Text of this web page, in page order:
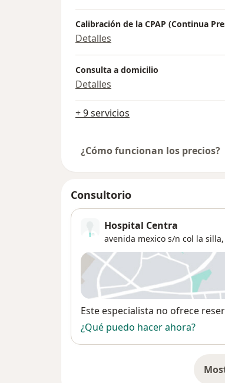
Calibración de la CPAP (Continua
Detalles
Consulta a domicilio
Detalles
+ 9 servicios
¿Cómo funcionan los precios?
Consultorio
Hospital Centra
avenida mexico s/n col la silla,
Disponibilidad
Este especialista no ofrece
¿Qué puedo hacer ahora?